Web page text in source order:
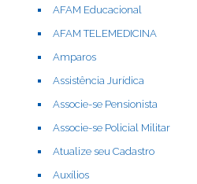
AFAM Educacional
AFAM TELEMEDICINA
Amparos
Assistência Jurídica
Associe-se Pensionista
Associe-se Policial Militar
Atualize seu Cadastro
Auxílios